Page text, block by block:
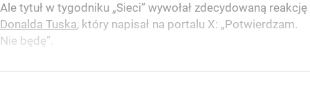
Ale tytuł w tygodniku „Sieci” wywołał zdecydowaną reakcję
Donalda Tuska, który napisał na portalu X: „Potwierdzam.
Nie będę”.